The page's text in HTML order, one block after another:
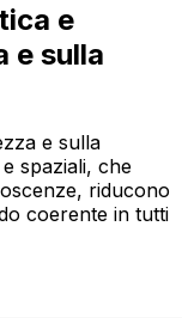
e
e sulla
e sulla
spaziali, che
riducono
coerente in tutti